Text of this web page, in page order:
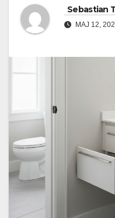
Sebastian
MAJ 12,